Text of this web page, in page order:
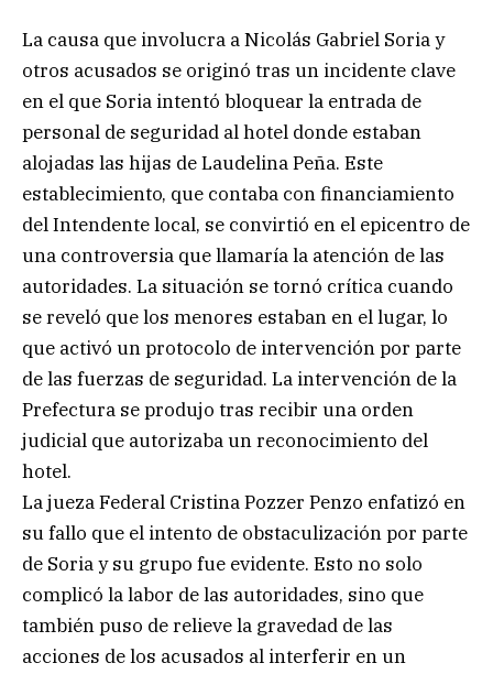
La causa que involucra a Nicolás Gabriel Soria y
otros acusados se originó tras un incidente clave
en el que Soria intentó bloquear la entrada de
personal de seguridad al hotel donde estaban
alojadas las hijas de Laudelina Peña. Este
establecimiento, que contaba con financiamiento
del Intendente local, se convirtió en el epicentro de
una controversia que llamaría la atención de las
autoridades. La situación se tornó crítica cuando
se reveló que los menores estaban en el lugar, lo
que activó un protocolo de intervención por parte
de las fuerzas de seguridad. La intervención de la
Prefectura se produjo tras recibir una orden
judicial que autorizaba un reconocimiento del
hotel.
La jueza Federal Cristina Pozzer Penzo enfatizó en
su fallo que el intento de obstaculización por parte
de Soria y su grupo fue evidente. Esto no solo
complicó la labor de las autoridades, sino que
también puso de relieve la gravedad de las
acciones de los acusados al interferir en un